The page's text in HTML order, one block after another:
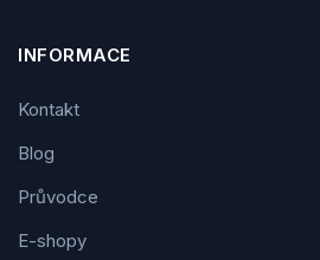
INFORMACE
Kontakt
Blog
Průvodce
E-shopy